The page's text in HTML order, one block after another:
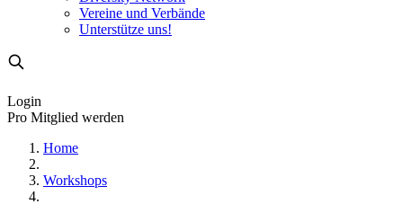
Vereine und Verbände
Unterstütze uns!
Login
Pro Mitglied werden
Home
Workshops